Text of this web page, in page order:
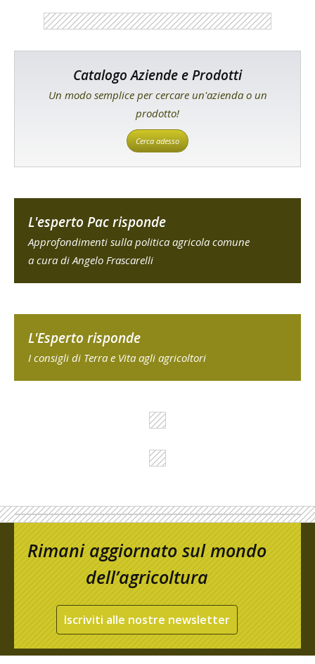
Catalogo Aziende e Prodotti
Un modo semplice per cercare un'azienda o un
prodotto!
Cerca adesso
L'esperto Pac risponde
Approfondimenti sulla politica agricola comune
a cura di Angelo Frascarelli
L'Esperto risponde
I consigli di Terra e Vita agli agricoltori
Rimani aggiornato sul mondo
dell’agricoltura
Iscriviti alle nostre newsletter